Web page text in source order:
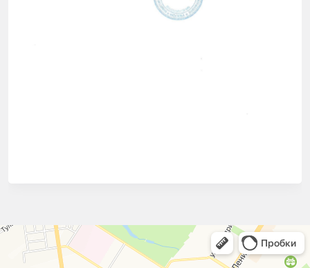
СЭС Чистый город
Дезинфекция, дезинсекция, дератизация в Туле